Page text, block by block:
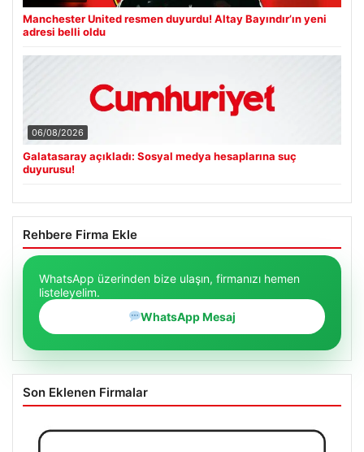
Manchester United resmen duyurdu! Altay Bayındır’ın yeni
adresi belli oldu
06/08/2026
Galatasaray açıkladı: Sosyal medya hesaplarına suç
duyurusu!
Rehbere Firma Ekle
WhatsApp üzerinden bize ulaşın, firmanızı hemen
listeleyelim.
WhatsApp Mesaj
Son Eklenen Firmalar